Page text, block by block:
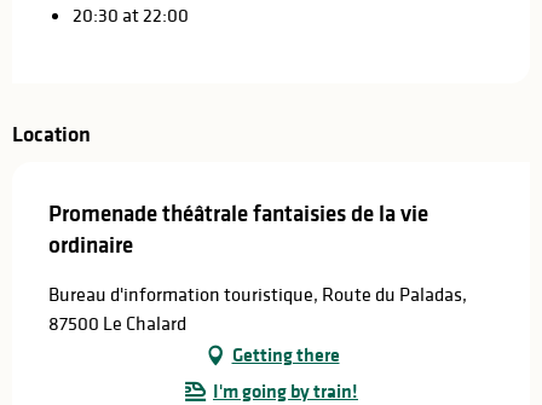
20:30 at 22:00
Location
Promenade théâtrale fantaisies de la vie
ordinaire
Bureau d'information touristique, Route du Paladas,
87500 Le Chalard
Getting there
I'm going by train!